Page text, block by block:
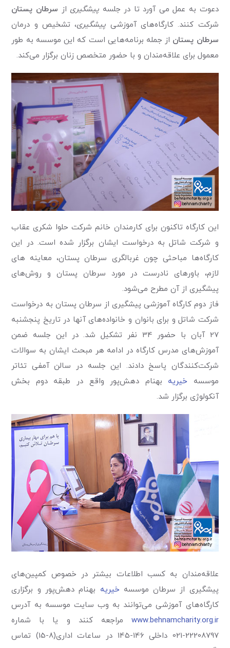
دعوت به عمل می آورد تا در جلسه پیشگیری از سرطان پستان
شرکت کنند. کارگاه‌های آموزشی پیشگیری، تشخیص و درمان
سرطان پستان از جمله برنامه‌هایی است که این موسسه به طور
معمول برای علاقه‌مندان و با حضور متخصص زنان برگزار می‌کند.
این کارگاه تاکنون برای کارمندان خانم شرکت حلوا شکری عقاب
و شرکت شاتل به درخواست ایشان برگزار شده است. در این
کارگاه‌ها مباحثی چون غربالگری سرطان پستان، معاینه های
لازم، باورهای نادرست در مورد سرطان پستان و روش‌های
پیشگیری از آن مطرح می‌شود.
فاز دوم کارگاه آموزشی پیشگیری از سرطان پستان به درخواست
شرکت شاتل و برای بانوان و خانواده‌های آنها در تاریخ پنجشنبه
27 آبان با حضور 34 نفر تشکیل شد. در این جلسه ضمن
آموزش‌های مدرس کارگاه در ادامه هر مبحث ایشان به سوالات
شرکت‌کنندگان پاسخ دادند. این جلسه در سالن آمفی تئاتر
موسسه خیریه بهنام دهش‌پور واقع در طبقه دوم بخش
آنکولوژی برگزار شد.
علاقه‌مندان به کسب اطلاعات بیشتر در خصوص کمپین‌های
پیشگیری از سرطان موسسه خیریه بهنام دهش‌پور و برگزاری
کارگاه‌های آموزشی می‌توانند به وب سایت موسسه به آدرس
www.behnamcharity.org.ir مراجعه کنند و یا با شماره
22208797-021 داخلی 146-145 در ساعات اداری(8-15) تماس